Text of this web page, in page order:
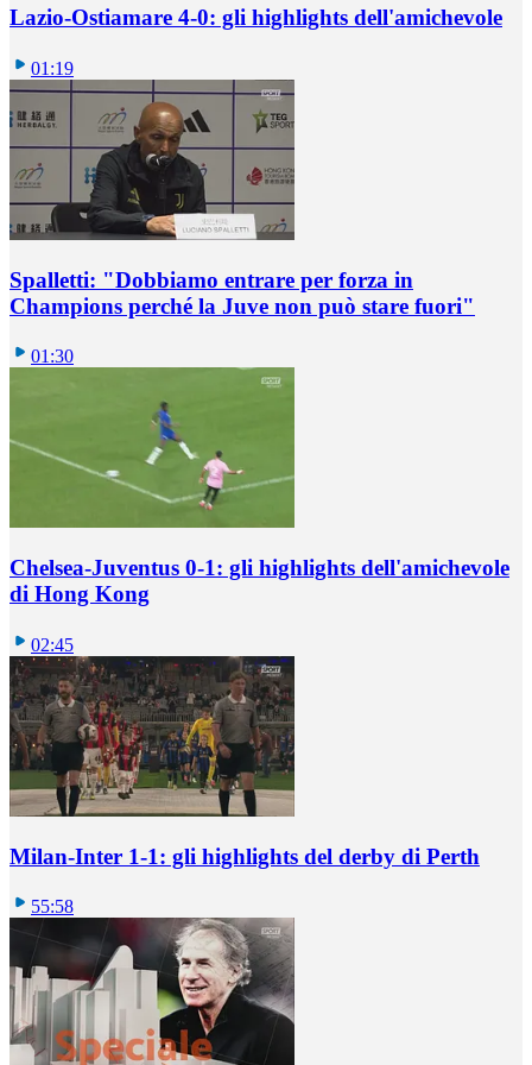
Lazio-Ostiamare 4-0: gli highlights dell'amichevole
01:19
Spalletti: "Dobbiamo entrare per forza in
Champions perché la Juve non può stare fuori"
01:30
Chelsea-Juventus 0-1: gli highlights dell'amichevole
di Hong Kong
02:45
Milan-Inter 1-1: gli highlights del derby di Perth
55:58